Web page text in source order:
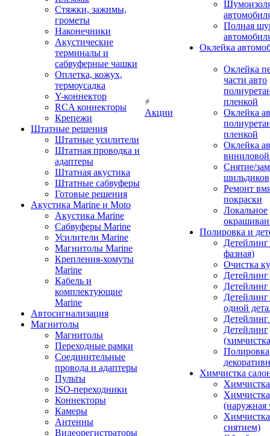
Стяжки, зажимы,
грометы
Наконечники
Акустические
терминалы и
сабвуферные чашки
Оплетка, кожух,
термоусадка
Y-коннектор
RCA коннекторы
Крепежи
Штатные решения
Штатные усилители
Штатная проводка и
адаптеры
Штатная акустика
Штатные сабвуферы
Готовые решения
Акустика Marine и Moto
Акустика Marine
Сабвуферы Marine
Усилители Marine
Магнитолы Marine
Крепления-хомуты
Marine
Кабель и
комплектующие
Marine
Автосигнализация
Магнитолы
Магнитолы
Переходные рамки
Соединительные
провода и адаптеры
Пульты
ISO-переходники
Коннекторы
Камеры
Антенны
Видеорегистраторы
Акции
Полная
Оклейка
Оклейка
части авто
пленкой
Оклейка
пленкой
Оклейка
Снятие/
шильдиков
Ремонт
покраски
Локальное
Полировка и
фазная)
Очистка
Детейлинг
одной
Детейлинг
Полировка
Химчистка
(наружная
снятием)